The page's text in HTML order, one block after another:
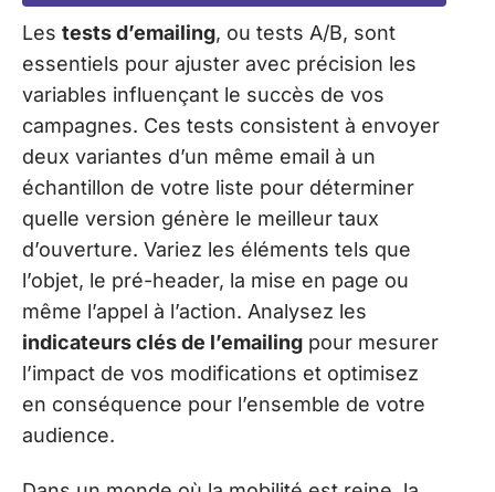
Les tests d’emailing, ou tests A/B, sont
essentiels pour ajuster avec précision les
variables influençant le succès de vos
campagnes. Ces tests consistent à envoyer
deux variantes d’un même email à un
échantillon de votre liste pour déterminer
quelle version génère le meilleur taux
d’ouverture. Variez les éléments tels que
l’objet, le pré-header, la mise en page ou
même l’appel à l’action. Analysez les
indicateurs clés de l’emailing pour mesurer
l’impact de vos modifications et optimisez
en conséquence pour l’ensemble de votre
audience.